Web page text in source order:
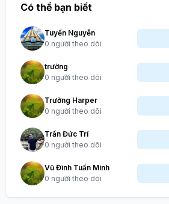
Có thể bạn biết
Tuyến Nguyễn
0 người theo dõi
trường
0 người theo dõi
Trường Harper
0 người theo dõi
Trần Đức Trí
0 người theo dõi
Vũ Đình Tuấn Minh
0 người theo dõi